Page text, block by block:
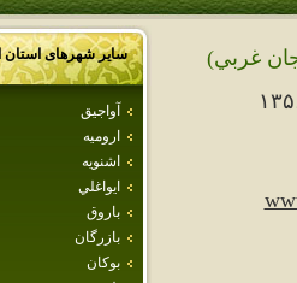
سایر شهرهای استان
آواجيق
اروميه
اشنويه
ايواغلي
باروق
بازرگان
بوكان
غربي)